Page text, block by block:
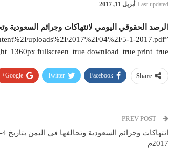
Last updated أبريل 11, 2017
لرصد الحقوقي اليومي لانتهاكات وجرائم السعودية
1-2017.pdf”
fullscreen=true download=true print=true]
Share
Facebook
Twitter
Google+
PREV POST
2017م